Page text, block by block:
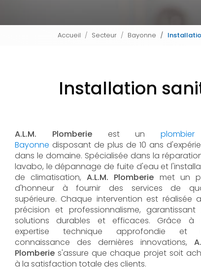
Accueil Secteur Bayonne
Installation
A.L.M. Plomberieest un
Bayonne disposant de plus de 10 ans
dans le domaine. Spécialisée dans la
lavabo, le dépannage de fuite d'eau et
de climatisation,A.L.M. Plomberie met un
d'honneur à fournir des services de
supérieure. Chaque intervention est réalisée
précision et professionnalisme, garantissant
solutions durables et efficaces. Grâce à
expertise technique approfondie et
connaissance des dernières innovations,
Plomberie s'assure que chaque projet soit
à la satisfaction totale des clients.